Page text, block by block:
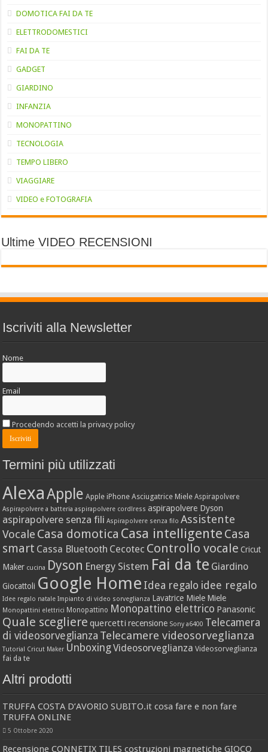
DOMOTICA FAI DA TE
ELETTRODOMESTICI
FAI DA TE
GADGET
GIARDINO
INFANZIA
MONOPATTINO
TECNOLOGIA
TEMPO LIBERO
VIAGGIARE
VIDEO e FOTOGRAFIA
Ultime VIDEO RECENSIONI
Iscriviti alla Newsletter
Nome
Email
Procedendo accetti la privacy policy
Termini più utilizzati
AlexaApple Apple iPhone Asciugatrice Miele Aspirapolvere
Aspirapolvere a batteria aspirapolvere cordlress aspirapolvere Dyson
aspirapolvere senza fili Aspirapolvere senza filo Assistente
Vocale Casa domotica Casa intelligente Casa
smart Cassa Bluetooth Cecotec Controllo vocale Cricut
Maker cucina Dyson Energy Sistem Fai da te Giardino
Giocattoli Google Home Idea regalo idee regalo
Idee regalo natale Impianto di video sorveglianza Lavatrice Miele Miele
Monopattini elettrici Monopattino Monopattino elettrico Panasonic
Quale scegliere quercetti recensione Sony a6400 Telecamera
di videosorveglianza Telecamere videosorveglianza
Tutorial Cricut Maker UnboxingVideosorveglianza Videosorveglianza
fai da te
Altri prodotti
TRUFFA COSTA D’AVORIO SUBITO.it cosa fare e non fare
TRUFFA ONLINE
5 Ottobre 2020
Recensione CONNETIX TILES costruzioni magnetiche GIOCO